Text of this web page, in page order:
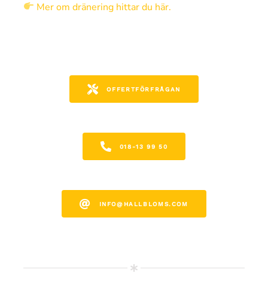
Mer om dränering hittar du här.
OFFERTFÖRFRÅGAN
018-13 99 50
INFO@HALLBLOMS.COM